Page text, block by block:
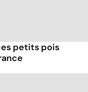
petits pois